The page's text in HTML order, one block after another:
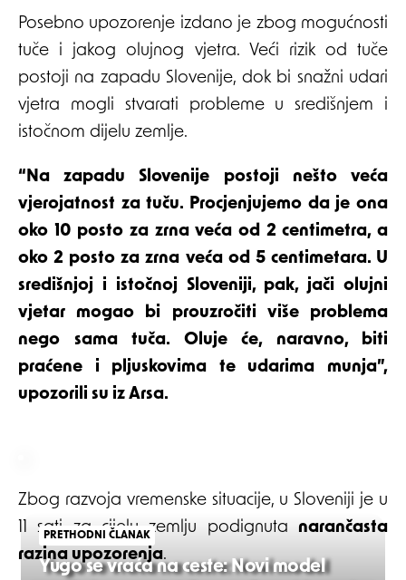
Posebno upozorenje izdano je zbog mogućnosti
tuče i jakog olujnog vjetra. Veći rizik od tuče
postoji na zapadu Slovenije, dok bi snažni udari
vjetra mogli stvarati probleme u središnjem i
istočnom dijelu zemlje.
“Na zapadu Slovenije postoji nešto veća
vjerojatnost za tuču. Procjenjujemo da je ona
oko 10 posto za zrna veća od 2 centimetra, a
oko 2 posto za zrna veća od 5 centimetara. U
središnjoj i istočnoj Sloveniji, pak, jači olujni
vjetar mogao bi prouzročiti više problema
nego sama tuča. Oluje će, naravno, biti
praćene i pljuskovima te udarima munja”,
upozorili su iz Arsa.
Zbog razvoja vremenske situacije, u Sloveniji je u
11 sati za cijelu zemlju podignuta narančasta
razina upozorenja.
PRETHODNI ČLANAK
Yugo se vraća na ceste: Novi model